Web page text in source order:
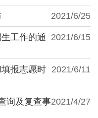
2021/6/25
2021/6/15
工作的通
2021/6/11
报志愿时
2021/4/27
询及复查事